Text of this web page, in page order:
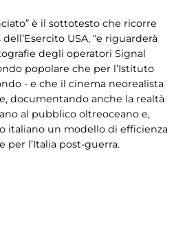
è il sottotesto che ricorre
USA, “e riguarderà
degli operatori Signal
popolare che per l’Istituto
- e che il cinema neorealista
documentando anche la realtà
al pubblico oltreoceano e,
italiano un modello di efficienza
per l’Italia post-guerra.